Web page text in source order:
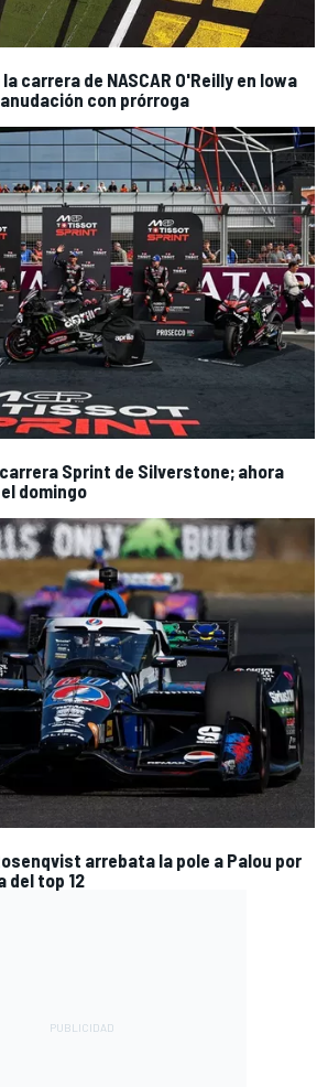
carrera de NASCAR O'Reilly en Iowa
con prórroga
Sprint de Silverstone; ahora
domingo
arrebata la pole a Palou por
del top 12